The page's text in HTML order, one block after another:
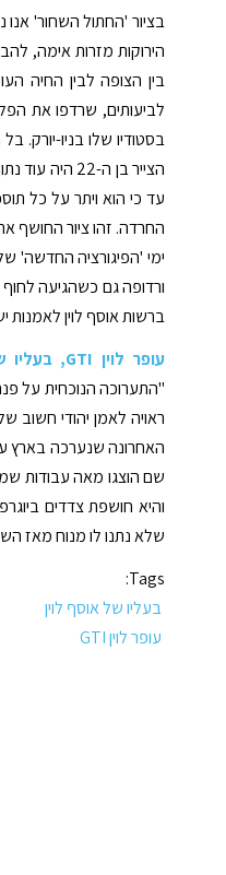
בציור 'החתול השחור'
הירוקות מזרות אימה,
בין הצופה לבין החיה
בסטודיו שלו בניו-
הצייר בן ה-
עד כי הוא ויתר על כל
החרדה. זהו ציור החושף
ימי 'הפיגורציה החדשה'
ורדופה גם כשהגיעה
ברשות אוסף לוין לאמנות
עופר לוין GTI, בעליו של אוסף לוין
"התערוכה הנוכחית על
ראויה לאמן יהודי
שם הוצגו מאה עבודות
והיא חושפת צדדים
שלא נתנו לו מנוח מאז
Tags:
בעליו של אוסף לוין
עופר לוין GTI